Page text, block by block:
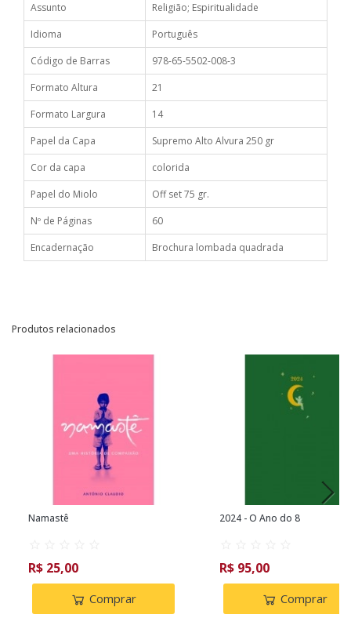
Assunto
Religião; Espiritualidade
Idioma
Português
Código de Barras
978-65-5502-008-3
Formato Altura
21
Formato Largura
14
Papel da Capa
Supremo Alto Alvura 250 gr
Cor da capa
colorida
Papel do Miolo
Off set 75 gr.
Nº de Páginas
60
Encadernação
Brochura lombada quadrada
Produtos relacionados
Namastê
R$ 25,00
Comprar
2024 - O Ano do 8
R$ 95,00
Comprar